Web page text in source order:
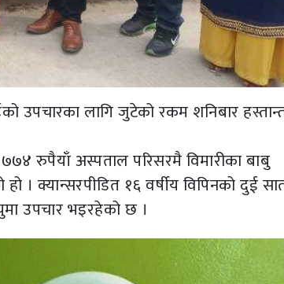
उपचारका लागि जुटेको रकम शनिबार
रुपैयाँ अस्पताल परिसरमै विमारीका बाबु
। क्यान्सरपीडित १६ वर्षीय विपिनको दुई
उपचार भइरहेको छ ।